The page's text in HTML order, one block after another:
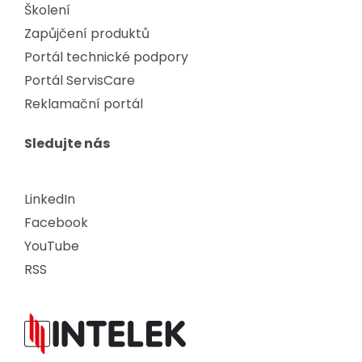
Školení
Zapůjčení produktů
Portál technické podpory
Portál ServisCare
Reklamační portál
Sledujte nás
LinkedIn
Facebook
YouTube
RSS